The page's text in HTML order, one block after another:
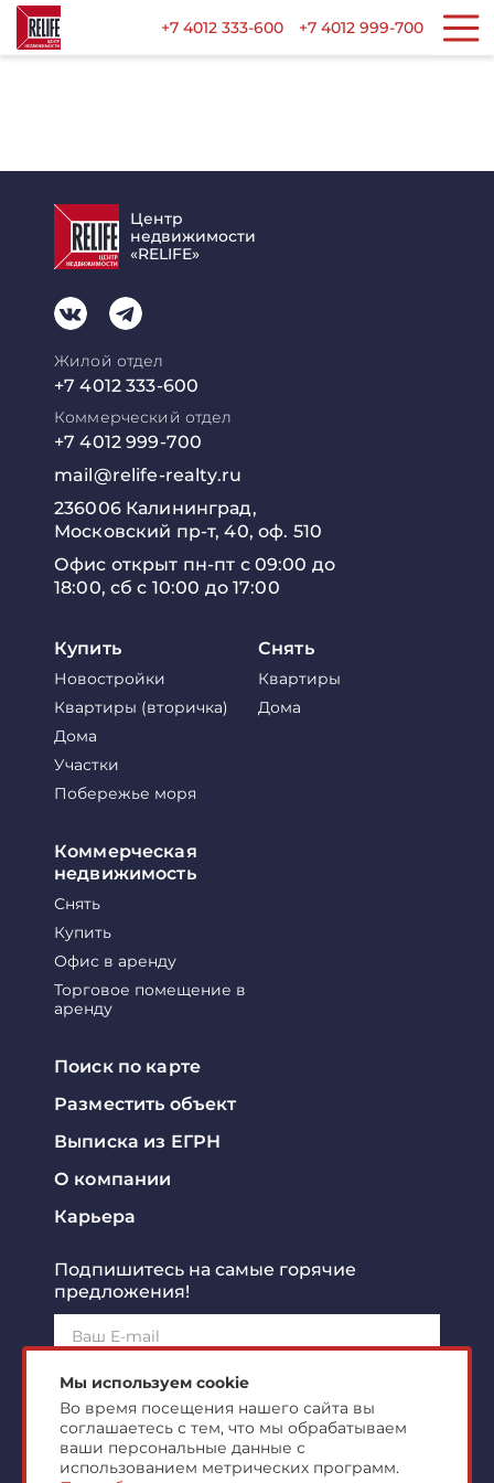
+7 4012 333-600 +7 4012 999-700
Центр
недвижимости
«RELIFE»
Жилой отдел
+7 4012 333-600
Коммерческий отдел
+7 4012 999-700
mail@relife-realty.ru
236006 Калининград,
Московский пр-т, 40, оф. 510
Офис открыт пн-пт с 09:00 до
18:00, сб с 10:00 до 17:00
Купить
Новостройки
Квартиры (вторичка)
Дома
Участки
Побережье моря
Снять
Квартиры
Дома
Коммерческая
недвижимость
Снять
Купить
Офис в аренду
Торговое помещение в
аренду
Поиск по карте
Разместить объект
Выписка из ЕГРН
О компании
Карьера
Подпишитесь на самые горячие
предложения!
Подписаться!
Я ознакомлен сполитикой конфиденциальности
согласен наобработку персональных данных
Мы используем cookie
Во время посещения нашего сайта вы
соглашаетесь с тем, что мы обрабатываем
ваши персональные данные с
использованием метрических программ.